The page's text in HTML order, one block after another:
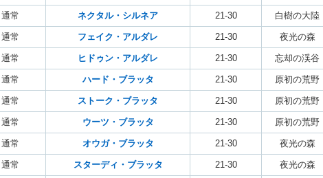
通常 ネクタル・シルネア 21-30 白樹の大陸
通常 フェイク・アルダレ 21-30 夜光の森
通常 ヒドゥン・アルダレ 21-30 忘却の渓谷
通常 ハード・ブラッタ 21-30 原初の荒野
通常 ストーク・ブラッタ 21-30 原初の荒野
通常 ウーツ・ブラッタ 21-30 原初の荒野
通常 オウガ・ブラッタ 21-30 夜光の森
通常 スターディ・ブラッタ 21-30 夜光の森